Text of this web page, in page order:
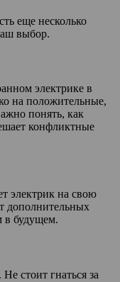
еще несколько
выбор.
электрике в
на положительные,
понять, как
конфликтные
электрик на свою
дополнительных
в будущем.
стоит гнаться за